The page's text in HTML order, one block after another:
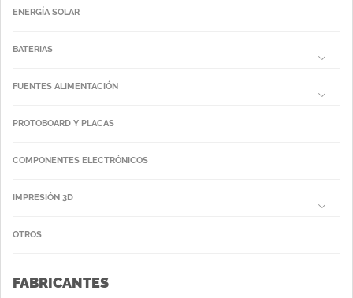
ENERGÍA SOLAR
BATERIAS
FUENTES ALIMENTACIÓN
PROTOBOARD Y PLACAS
COMPONENTES ELECTRÓNICOS
IMPRESIÓN 3D
OTROS
FABRICANTES